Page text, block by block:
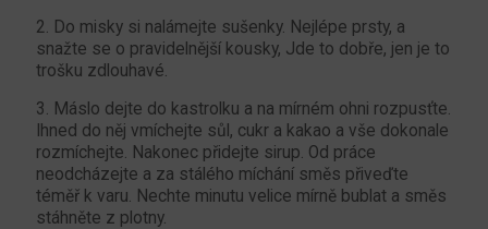
2. Do misky si nalámejte sušenky. Nejlépe prsty, a
snažte se o pravidelnější kousky, Jde to dobře, jen je to
trošku zdlouhavé.
3. Máslo dejte do kastrolku a na mírném ohni rozpusťte.
Ihned do něj vmíchejte sůl, cukr a kakao a vše dokonale
rozmíchejte. Nakonec přidejte sirup. Od práce
neodcházejte a za stálého míchání směs přiveďte
téměř k varu. Nechte minutu velice mírně bublat a směs
stáhněte z plotny.